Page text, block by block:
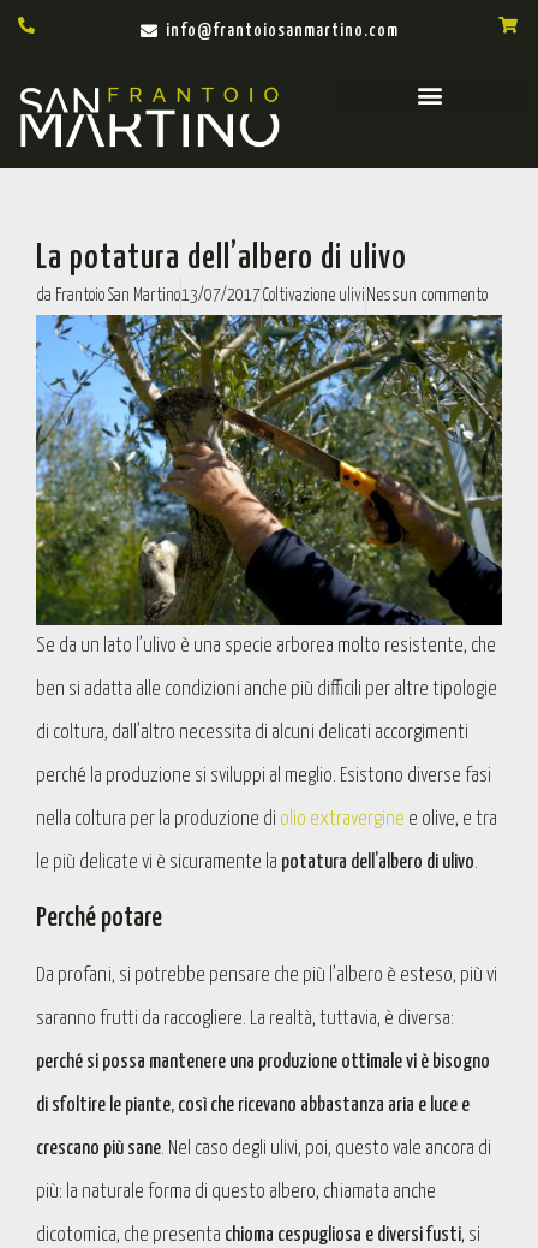
info@frantoiosanmartino.com
La potatura dell’albero di ulivo
da Frantoio San Martino13/07/2017Coltivazione ulivi Nessun commento
Se da un lato l’ulivo è una specie arborea molto resistente, che
ben si adatta alle condizioni anche più difficili per altre tipologie
di coltura, dall’altro necessita di alcuni delicati accorgimenti
perché la produzione si sviluppi al meglio. Esistono diverse fasi
nella coltura per la produzione di olio extravergine e olive, e tra
le più delicate vi è sicuramente la potatura dell’albero di ulivo.
Perché potare
Da profani, si potrebbe pensare che più l’albero è esteso, più vi
saranno frutti da raccogliere. La realtà, tuttavia, è diversa:
perché si possa mantenere una produzione ottimale vi è bisogno
di sfoltire le piante, così che ricevano abbastanza aria e luce e
crescano più sane. Nel caso degli ulivi, poi, questo vale ancora di
più: la naturale forma di questo albero, chiamata anche
dicotomica, che presenta chioma cespugliosa e diversi fusti, si